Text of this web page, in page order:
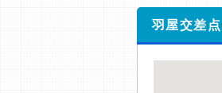
>提携企業一覧
羽屋交差